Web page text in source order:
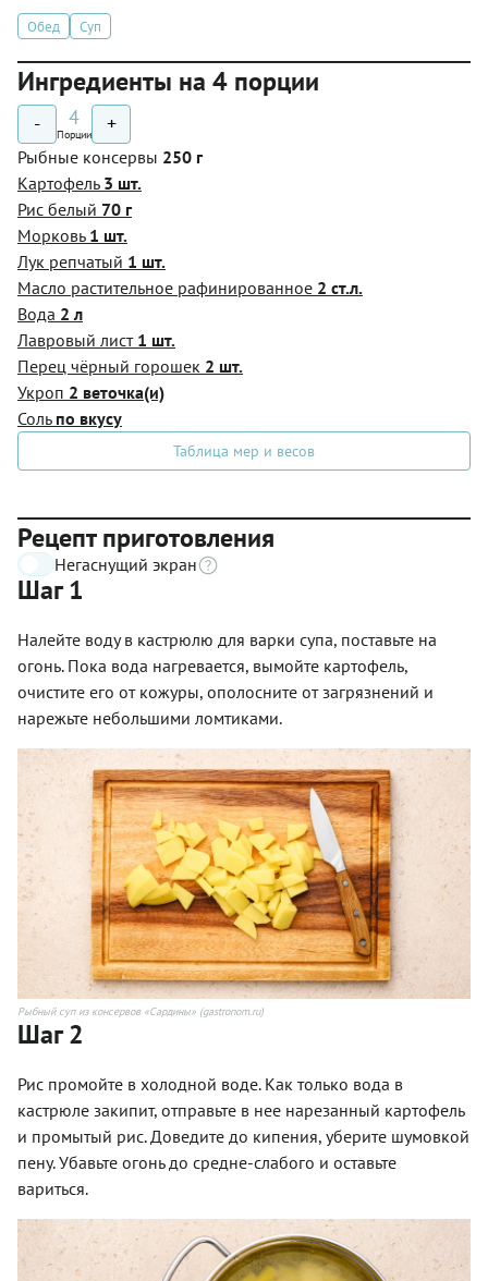
Обед Суп
Ингредиенты на 4 порции
- 4
Порции +
Рыбные консервы 250 г
Картофель 3 шт.
Рис белый 70 г
Морковь 1 шт.
Лук репчатый 1 шт.
Масло растительное рафинированное 2 ст.л.
Вода 2 л
Лавровый лист 1 шт.
Перец чёрный горошек 2 шт.
Укроп 2 веточка(и)
Соль по вкусу
Таблица мер и весов
Рецепт приготовления
Негаснущий экран
Шаг 1
Налейте воду в кастрюлю для варки супа, поставьте на
огонь. Пока вода нагревается, вымойте картофель,
очистите его от кожуры, ополосните от загрязнений и
нарежьте небольшими ломтиками.
Рыбный суп из консервов «Сардины» (gastronom.ru)
Шаг 2
Рис промойте в холодной воде. Как только вода в
кастрюле закипит, отправьте в нее нарезанный картофель
и промытый рис. Доведите до кипения, уберите шумовкой
пену. Убавьте огонь до средне-слабого и оставьте
вариться.